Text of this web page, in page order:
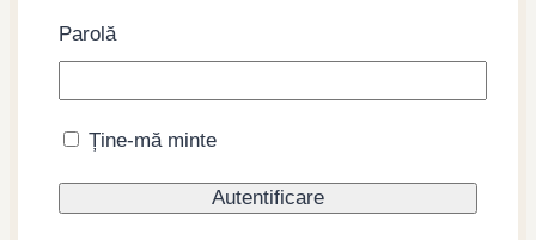
Ceai verde japonez
Sangaria Oji Cha,
sticlă 500ml
Citește mai mult
Parolă
Ține-mă minte